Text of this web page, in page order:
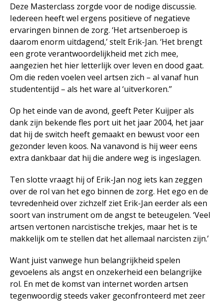
Deze Masterclass zorgde voor de nodige discussie.
Iedereen heeft wel ergens positieve of negatieve
ervaringen binnen de zorg. ‘Het artsenberoep is
daarom enorm uitdagend,’ stelt Erik-Jan. ‘Het brengt
een grote verantwoordelijkheid met zich mee,
aangezien het hier letterlijk over leven en dood gaat.
Om die reden voelen veel artsen zich – al vanaf hun
studententijd – als het ware al ‘uitverkoren.’’
Op het einde van de avond, geeft Peter Kuijper als
dank zijn bekende fles port uit het jaar 2004, het jaar
dat hij de switch heeft gemaakt en bewust voor een
gezonder leven koos. Na vanavond is hij weer eens
extra dankbaar dat hij die andere weg is ingeslagen.
Ten slotte vraagt hij of Erik-Jan nog iets kan zeggen
over de rol van het ego binnen de zorg. Het ego en de
tevredenheid over zichzelf ziet Erik-Jan eerder als een
soort van instrument om de angst te beteugelen. ‘Veel
artsen vertonen narcistische trekjes, maar het is te
makkelijk om te stellen dat het allemaal narcisten zijn.’
Want juist vanwege hun belangrijkheid spelen
gevoelens als angst en onzekerheid een belangrijke
rol. En met de komst van internet worden artsen
tegenwoordig steeds vaker geconfronteerd met zeer